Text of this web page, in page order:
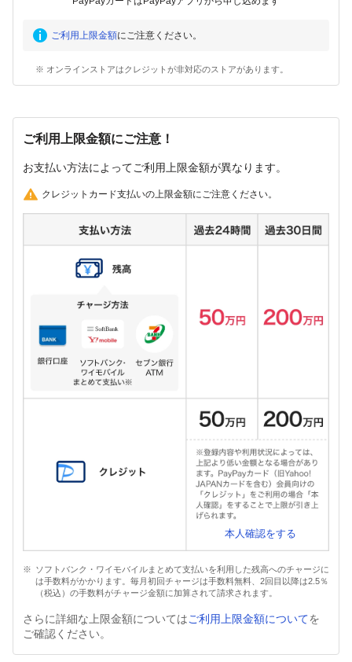
ご利用上限金額にご注意ください。
※ オンラインストアはクレジットが非対応のストアがあります。
ご利用上限金額にご注意！
お支払い方法によってご利用上限金額が異なります。
クレジットカード支払いの上限金額にご注意ください。
本人確認をする
ソフトバンク・ワイモバイルまとめて支払いを利用した残高へのチャージに
は手数料がかかります。毎月初回チャージは手数料無料、2回目以降は2.5％
（税込）の手数料がチャージ金額に加算されて請求されます。
さらに詳細な上限金額についてはご利用上限金額についてを
ご確認ください。